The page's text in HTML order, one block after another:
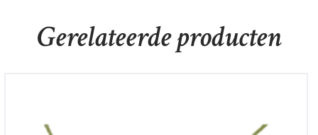
Gerelateerde producten